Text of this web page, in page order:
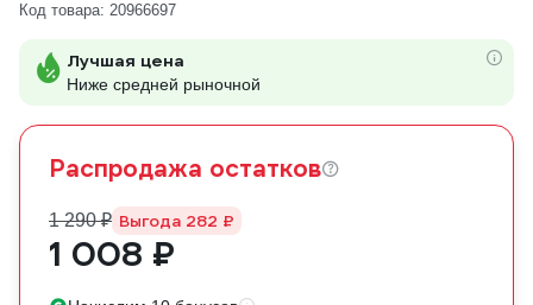
Код товара: 20966697
Лучшая цена
Ниже средней рыночной
Распродажа остатков
1 290 ₽ Выгода 282 ₽
1 008 ₽